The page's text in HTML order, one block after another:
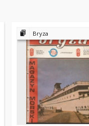
Bryza